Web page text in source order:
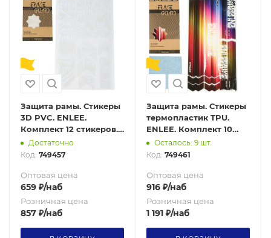
Защита рамы. Стикеры
3D PVC. ENLEE.
Комплект 12 стикеров.
200 микрон. 3D Pack 6
Достаточно
Код: 749457
Оптовая цена
659 ₽/наб
Розничная цена
857 ₽/наб
Защита рамы. Стикеры
термопластик TPU.
ENLEE. Комплект 10
стикеров. 200 микрон.
Aurora model
Осталось: 9 шт.
Код: 749461
Оптовая цена
916 ₽/наб
Розничная цена
1 191 ₽/наб